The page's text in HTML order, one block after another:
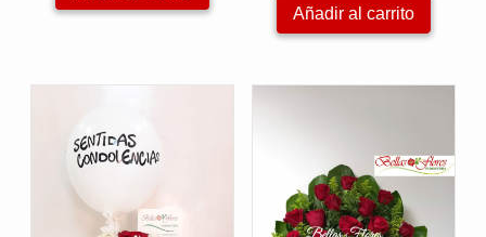
Añadir al carrito